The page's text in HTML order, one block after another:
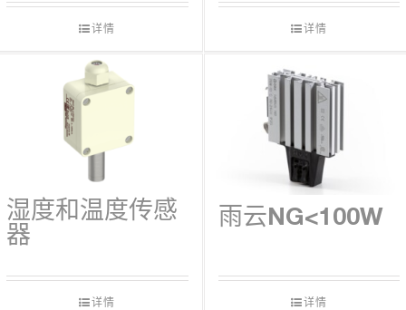
详情 详情
湿度和温度传感
器
详情
雨云NG<100W
详情